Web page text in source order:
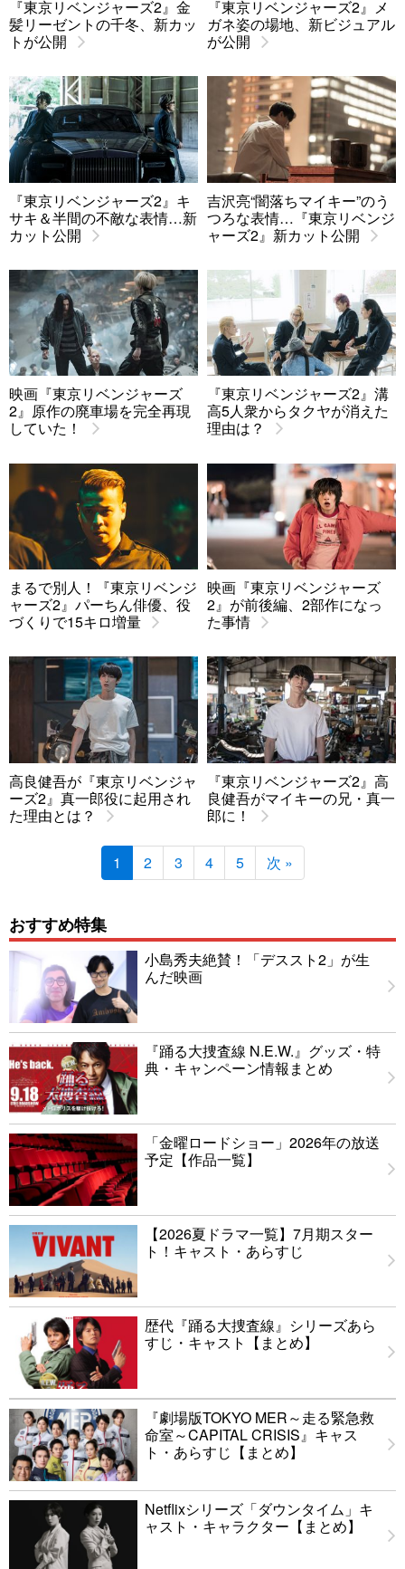
『東京リベンジャーズ2』金
髪リーゼントの千冬、新カッ
トが公開
『東京リベンジャーズ2』メ
ガネ姿の場地、新ビジュアル
が公開
『東京リベンジャーズ2』キ
サキ＆半間の不敵な表情…新
カット公開
吉沢亮“闇落ちマイキー”のう
つろな表情…『東京リベンジ
ャーズ2』新カット公開
映画『東京リベンジャーズ
2』原作の廃車場を完全再現
していた！
『東京リベンジャーズ2』溝
高5人衆からタクヤが消えた
理由は？
まるで別人！『東京リベンジ
ャーズ2』パーちん俳優、役
づくりで15キロ増量
映画『東京リベンジャーズ
2』が前後編、2部作になっ
た事情
高良健吾が『東京リベンジャ
ーズ2』真一郎役に起用され
た理由とは？
『東京リベンジャーズ2』高
良健吾がマイキーの兄・真一
郎に！
1 2 3 4 5 次 »
おすすめ特集
小島秀夫絶賛！「デススト2」が生
んだ映画
『踊る大捜査線 N.E.W.』グッズ・特
典・キャンペーン情報まとめ
「金曜ロードショー」2026年の放送
予定【作品一覧】
【2026夏ドラマ一覧】7月期スター
ト！キャスト・あらすじ
歴代『踊る大捜査線』シリーズあら
すじ・キャスト【まとめ】
『劇場版TOKYO MER～走る緊急救
命室～CAPITAL CRISIS』キャス
ト・あらすじ【まとめ】
Netflixシリーズ「ダウンタイム」キ
ャスト・キャラクター【まとめ】